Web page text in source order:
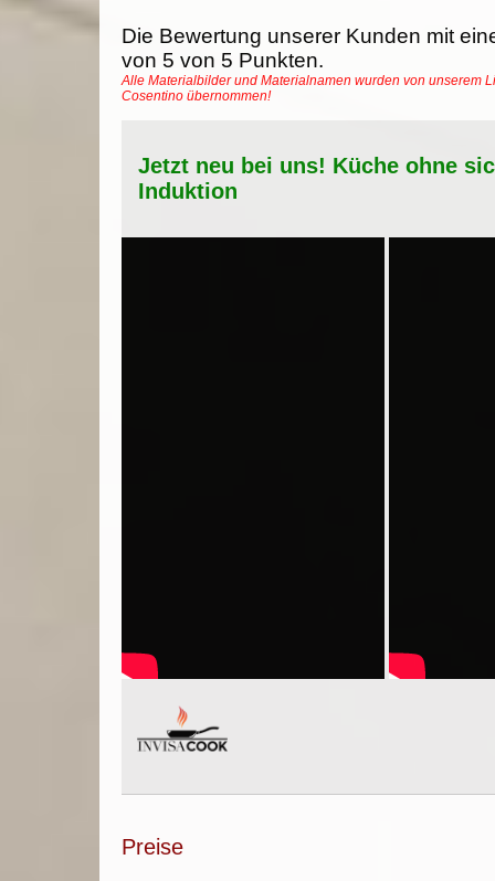
Die Bewertung unserer Kunden mit
von 5 von 5 Punkten.
Alle Materialbilder und Materialnamen wurden von unserem
Cosentino übernommen!
Jetzt neu bei uns! Küche ohne
Induktion
Preise